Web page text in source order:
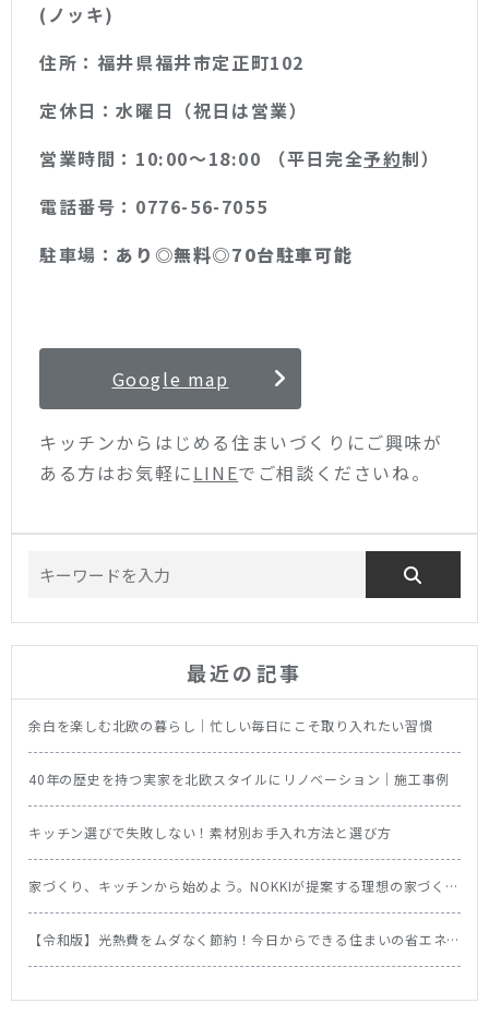
(ノッキ)
住所：福井県福井市定正町102
定休日：水曜日（祝日は営業）
営業時間：10:00〜18:00 （平日完全予約制）
電話番号：0776-56-7055
駐車場： あり◎無料◎70台駐車可能
Google map
キッチンからはじめる住まいづくりにご興味が
ある方はお気軽にLINEでご相談くださいね。
最近の記事
余白を楽しむ北欧の暮らし｜忙しい毎日にこそ取り入れたい習慣
40年の歴史を持つ実家を北欧スタイルにリノベーション｜施工事例
キッチン選びで失敗しない！素材別お手入れ方法と選び方
家づくり、キッチンから始めよう。NOKKIが提案する理想の家づくり
【令和版】光熱費をムダなく節約！今日からできる住まいの省エネ